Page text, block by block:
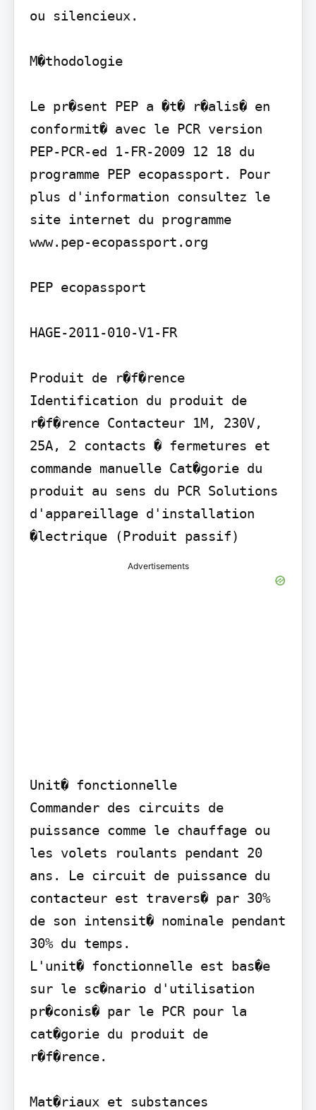
ou silencieux.
M�thodologie
Le pr�sent PEP a �t� r�alis� en
conformit� avec le PCR version
PEP-PCR-ed 1-FR-2009 12 18 du
programme PEP ecopassport. Pour
plus d'information consultez le
site internet du programme
www.pep-ecopassport.org
PEP ecopassport
HAGE-2011-010-V1-FR
Produit de r�f�rence
Identification du produit de
r�f�rence Contacteur 1M, 230V,
25A, 2 contacts � fermetures et
commande manuelle Cat�gorie du
produit au sens du PCR Solutions
d'appareillage d'installation
�lectrique (Produit passif)
Advertisements
Unit� fonctionnelle
Commander des circuits de
puissance comme le chauffage ou
les volets roulants pendant 20
ans. Le circuit de puissance du
contacteur est travers� par 30%
de son intensit� nominale pendant
30% du temps.
L'unit� fonctionnelle est bas�e
sur le sc�nario d'utilisation
pr�conis� par le PCR pour la
cat�gorie du produit de
r�f�rence.
Mat�riaux et substances